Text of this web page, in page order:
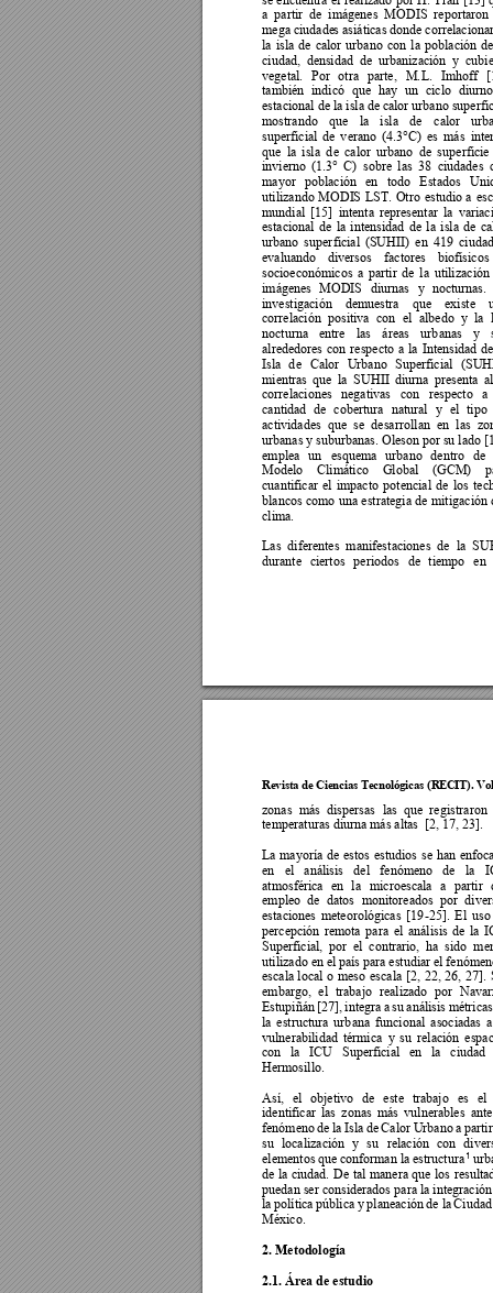
a partir de imágenes MODIS reportaron
mega ciudades asiáticas donde
la isla de calor urbano con la población
ciudad, densidad de urbanización y
vegetal.
Por otra parte, M.L. Imhoff
también indicó que hay un ciclo
estacional de la isla de calor urbano
mostrando
que la isla de calor
superficial de verano (4.3°C) es más
que la isla de calor urbano de superficie
invierno (1.3° C) sobre las 38 ciudades
mayor población en todo Estados
utilizando MODIS LST. Otro estudio a
mundial [15] intenta representar la
estacional de la intensidad de la isla de
urbano superficial (SUHII) en 419
evaluando
diversos factores
biofísicos
socioeconómicos a partir de la utilización
imágenes MODIS diurnas y nocturnas.
investigación
demuestra que existe
correlación positiva con el albedo y la
nocturna
entre las áreas urbanas y
alrededores con respecto a la Intensidad
Isla de Calor Urbano Superficial
mientras que la SUHII diurna presenta
correlaciones negativas con respecto a
cantidad de cobertura natural y el tipo
actividades que se desarrollan en las
urbanas y suburbanas. Oleson por su lado
emplea un esquema urbano dentro de
Modelo
Climático Global (GCM)
cuantificar el impacto potencial de los
blancos como una estrategia de mitigación
clima.
Las diferentes manifestaciones de la
durante ciertos periodos de tiempo en
Revista de Ciencias Tecnológicas (RECIT).
zonas más dispersas las que registraron
temperaturas diurna más altas  [2, 17, 23].
La mayoría de estos estudios se han
en
el análisis del fenómeno de la
atmosférica en la microescala a partir
empleo de datos monitoreados por dive
estaciones meteorológicas [19-25]. El uso
percepción remota para el análisis de la
Superficial, por el contrario, ha sido
utilizado en el país para estudiar el
escala local o meso escala [2, 22, 26, 27].
embargo, el trabajo realizado por
Estupiñán [27], integra a su análisis
la estructura urbana funcional asociadas
vulnerabilidad térmica y su relación
con la ICU Superficial en la ciudad
Hermosillo.
Así,
el objetivo de este trabajo es el
identificar las zonas más vulnerables
fenómeno de la Isla de Calor Urbano a
su localización y su relación con
elementos que conforman la estructura 1
de la ciudad. De tal manera que los
puedan ser considerados para la
la política pública y planeación de la
México.
2. Metodología
2.1. Área de estudio